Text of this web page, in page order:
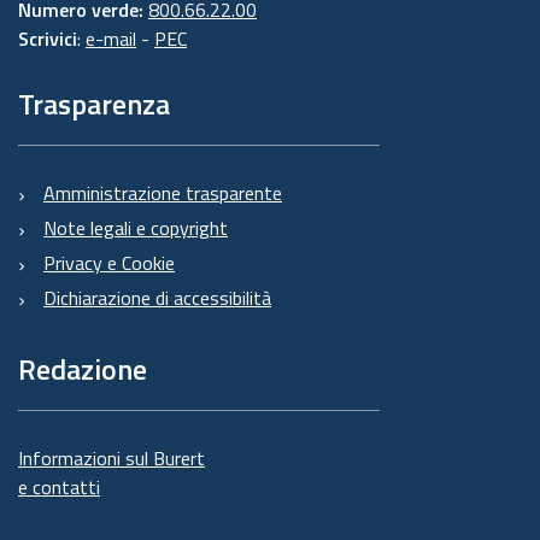
Numero verde: 800.66.22.00
Scrivici: e-mail - PEC
Trasparenza
Amministrazione trasparente
Note legali e copyright
Privacy e Cookie
Dichiarazione di accessibilità
Redazione
Informazioni sul Burert
e contatti